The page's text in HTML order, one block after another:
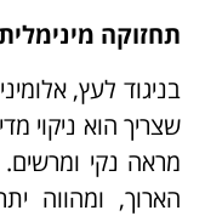
תחזוקה
בניגוד לעץ,
שצריך הוא ניקוי
מראה נקי
הארוך, ומהווה